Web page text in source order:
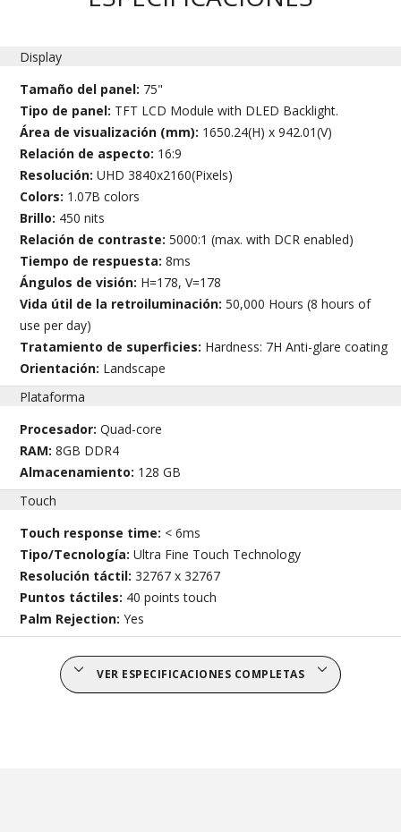
Display
Tamaño del panel: 75"
Tipo de panel: TFT LCD Module with DLED Backlight.
Área de visualización (mm): 1650.24(H) x 942.01(V)
Relación de aspecto: 16:9
Resolución:UHD 3840x2160(Pixels)
Colors: 1.07B colors
Brillo: 450 nits
Relación de contraste:5000:1 (max. with DCR enabled)
Tiempo de respuesta:8ms
Ángulos de visión: H=178, V=178
Vida útil de la retroiluminación:50,000 Hours (8 hours of
use per day)
Tratamiento de superficies: Hardness: 7H Anti-glare coating
Orientación: Landscape
Plataforma
Procesador:Quad-core
RAM:8GB DDR4
Almacenamiento: 128 GB
Touch
Touch response time: < 6ms
Tipo/Tecnología:Ultra Fine Touch Technology
Resolución táctil:32767 x 32767
Puntos táctiles: 40 points touch
Palm Rejection:Yes
VER ESPECIFICACIONES COMPLETAS